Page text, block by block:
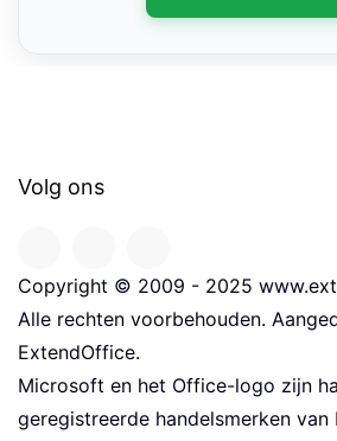
Volg ons
Copyright © 2009 - 2025
Alle rechten voorbehouden.
ExtendOffice.
Microsoft en het Office-logo zijn
geregistreerde handelsmerken